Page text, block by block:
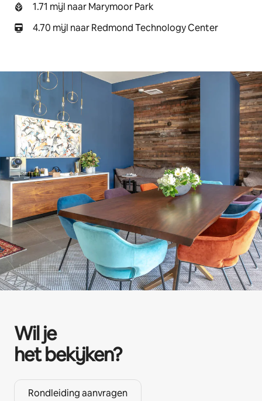
1.71 mijl naar Marymoor Park
4.70 mijl naar Redmond Technology Center
Wil je
het bekijken?
Rondleiding aanvragen